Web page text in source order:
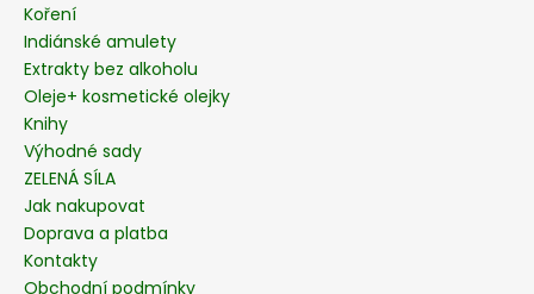
Koření
Indiánské amulety
Extrakty bez alkoholu
Oleje+ kosmetické olejky
Knihy
Výhodné sady
ZELENÁ SÍLA
Jak nakupovat
Doprava a platba
Kontakty
Obchodní podmínky